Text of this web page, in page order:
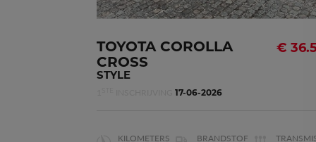
TOYOTA COROLLA
CROSS
STYLE
17-06-2026
€
KILOMETERS BRANDSTOF
Vermogen 103kW -